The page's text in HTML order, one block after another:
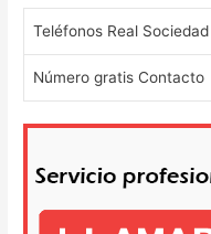
Teléfonos Real Sociedad
Número gratis Contacto